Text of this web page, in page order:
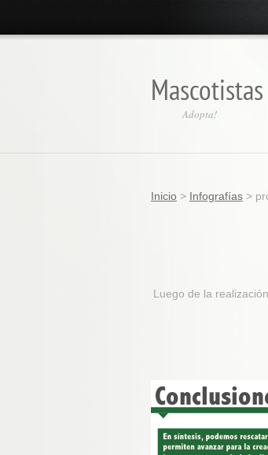
Adopta!
Inicio > Infografías >
Luego de la